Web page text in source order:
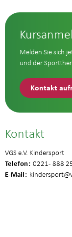
Melden Sie sich
und der
Kontakt
Kontakt
VGS e.V. Kindersport
Telefon 0221 - 888
E-Mail kindersport